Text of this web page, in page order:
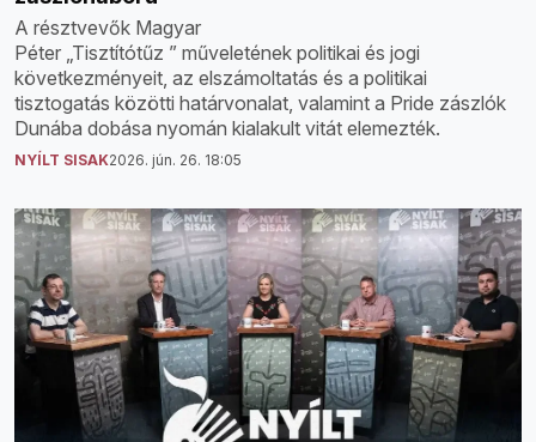
A résztvevők Magyar
Péter „Tisztítótűz ” műveletének politikai és jogi
következményeit, az elszámoltatás és a politikai
tisztogatás közötti határvonalat, valamint a Pride zászlók
Dunába dobása nyomán kialakult vitát elemezték.
NYÍLT SISAK2026. jún. 26. 18:05